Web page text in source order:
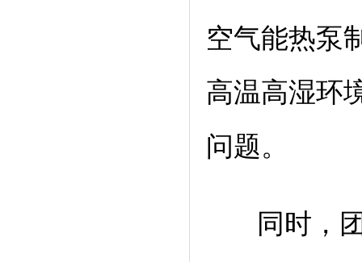
空气能热泵
高温高湿环
问题。
同时，团